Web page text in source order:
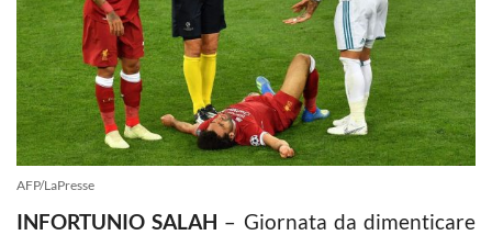
AFP/LaPresse
INFORTUNIO SALAH – Giornata da dimenticare